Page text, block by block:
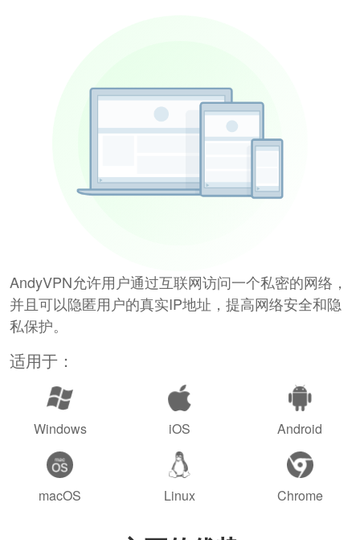
AndyVPN允许用户通过互联网访问一个私密的网络，
并且可以隐匿用户的真实IP地址，提高网络安全和隐
私保护。
适用于：
Windows iOS Android
macOS Linux Chrome